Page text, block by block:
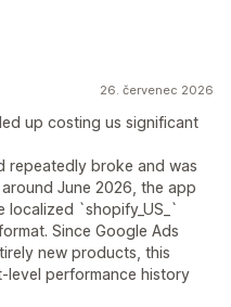
26. červenec 2026
up costing us significant
repeatedly broke and was
June 2026, the app
localized `shopify_US_`
Since Google Ads
new products, this
performance history